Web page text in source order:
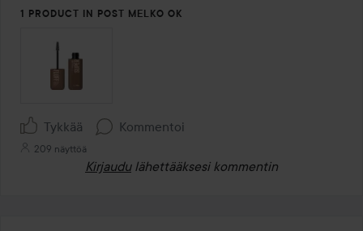
1 PRODUCT IN POST MELKO OK
Tykkää Kommentoi
209 näyttöä
Kirjaudu lähettääksesi kommentin